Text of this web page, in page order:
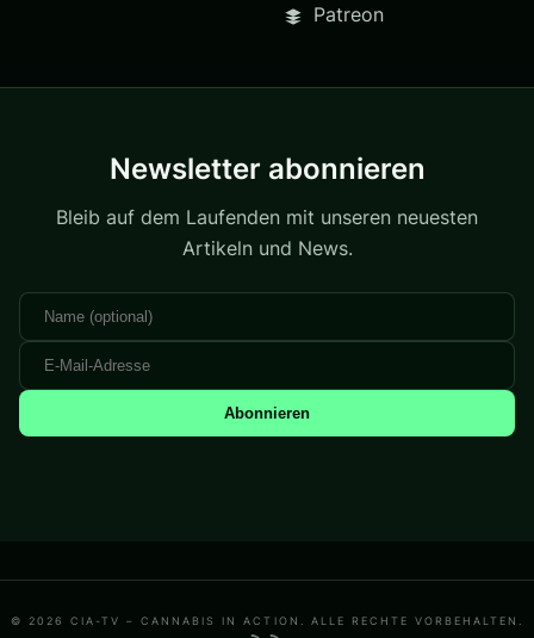
Patreon
Newsletter abonnieren
Bleib auf dem Laufenden mit unseren neuesten
Artikeln und News.
Abonnieren
© 2026 CIA-TV – CANNABIS IN ACTION. ALLE RECHTE VORBEHALTEN.